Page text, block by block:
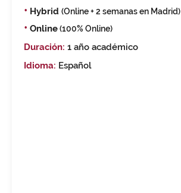
• Hybrid (Online + 2 semanas en Madrid)
• Online(100% Online)
Duración: 1 año académico
Idioma: Español